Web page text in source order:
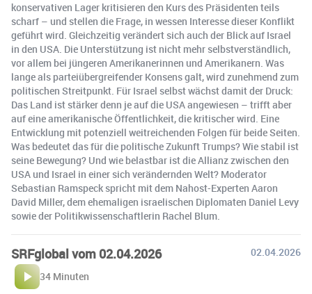
konservativen Lager kritisieren den Kurs des Präsidenten teils
scharf – und stellen die Frage, in wessen Interesse dieser Konflikt
geführt wird. Gleichzeitig verändert sich auch der Blick auf Israel
in den USA. Die Unterstützung ist nicht mehr selbstverständlich,
vor allem bei jüngeren Amerikanerinnen und Amerikanern. Was
lange als parteiübergreifender Konsens galt, wird zunehmend zum
politischen Streitpunkt. Für Israel selbst wächst damit der Druck:
Das Land ist stärker denn je auf die USA angewiesen – trifft aber
auf eine amerikanische Öffentlichkeit, die kritischer wird. Eine
Entwicklung mit potenziell weitreichenden Folgen für beide Seiten.
Was bedeutet das für die politische Zukunft Trumps? Wie stabil ist
seine Bewegung? Und wie belastbar ist die Allianz zwischen den
USA und Israel in einer sich verändernden Welt? Moderator
Sebastian Ramspeck spricht mit dem Nahost-Experten Aaron
David Miller, dem ehemaligen israelischen Diplomaten Daniel Levy
sowie der Politikwissenschaftlerin Rachel Blum.
SRFglobal vom 02.04.2026
02.04.2026
34 Minuten